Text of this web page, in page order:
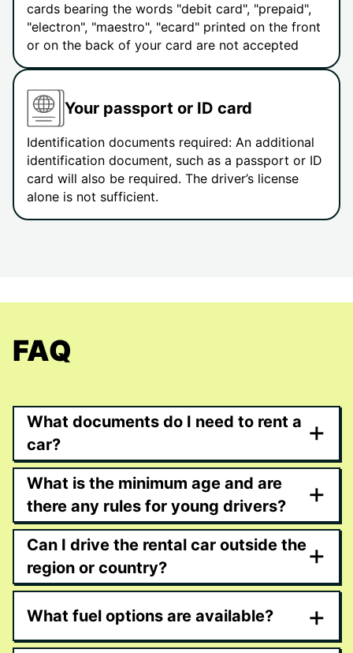
cards bearing the words "debit card", "prepaid",
"electron", "maestro", "ecard" printed on the front
or on the back of your card are not accepted
Your passport or ID card
Identification documents required: An additional
identification document, such as a passport or ID
card will also be required. The driver’s license
alone is not sufficient.
FAQ
What documents do I need to rent a
car?
+
What is the minimum age and are
there any rules for young drivers?
+
Can I drive the rental car outside the
region or country?
+
What fuel options are available? +